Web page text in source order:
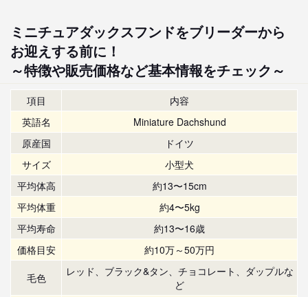
ミニチュアダックスフンドをブリーダーから
お迎えする前に！
～特徴や販売価格など基本情報をチェック～
項目
内容
英語名
Miniature Dachshund
原産国
ドイツ
サイズ
小型犬
平均体高
約13〜15cm
平均体重
約4〜5kg
平均寿命
約13〜16歳
価格目安
約10万～50万円
毛色
レッド、ブラック&タン、チョコレート、ダップルな
ど